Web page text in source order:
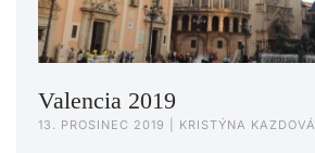
Valencia 2019
13. PROSINEC 2019 | KRISTÝNA KAZDOVÁ